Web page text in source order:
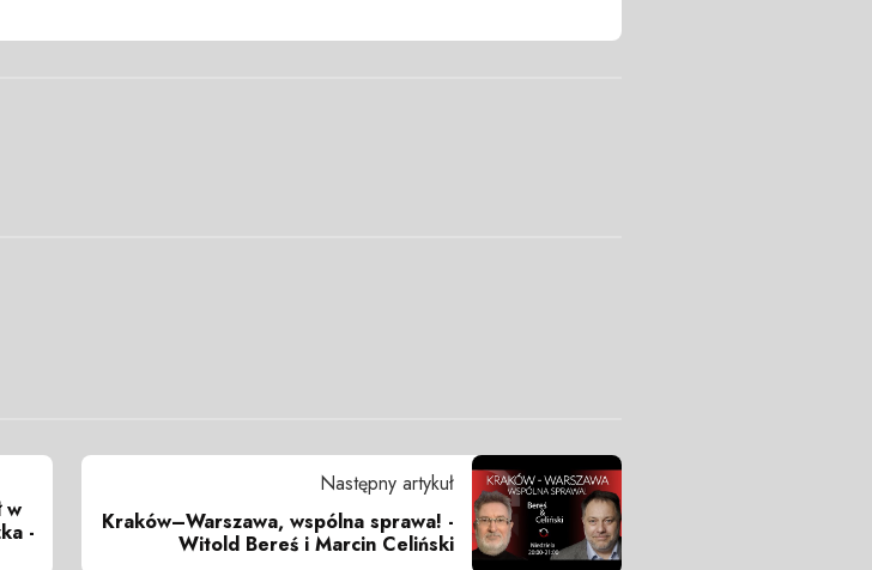
w
-
Następny artykuł
Kraków–Warszawa, wspólna sprawa! -
Witold Bereś i Marcin Celiński